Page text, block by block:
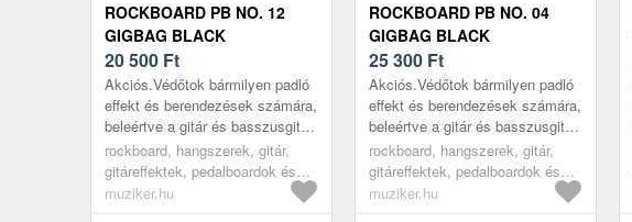
ROCKBOARD PB NO. 12
GIGBAG BLACK
20 500 Ft
Akciós.Védőtok bármilyen padló
effekt és berendezések számára,
beleértve a gitár és basszusgitár
multieffekt pedálokat és
modulációs erősítőket vagy a
Loo...
rockboard, hangszerek, gitár,
gitáreffektek, pedalboardok és
effekt tokok, black
muziker.hu
ROCKBOARD PB NO. 04
GIGBAG BLACK
25 300 Ft
Akciós.Védőtok bármilyen padló
effekt és berendezések számára,
beleértve a gitár és basszusgitár
multieffekt pedálokat és
modulációs erősítőket vagy a
Loo...
rockboard, hangszerek, gitár,
gitáreffektek, pedalboardok és
effekt tokok, black
muziker.hu